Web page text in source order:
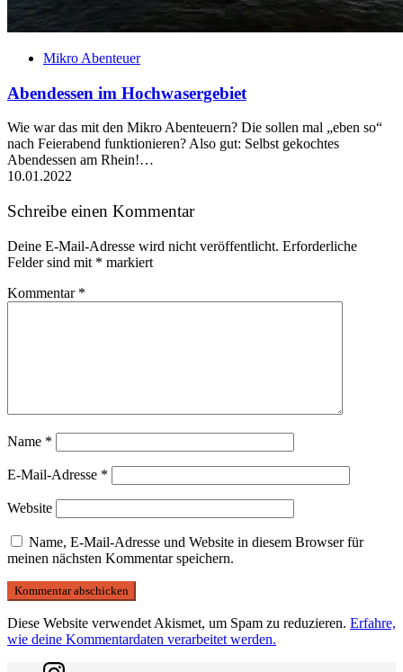
Mikro Abenteuer
Abendessen im Hochwasergebiet
Wie war das mit den Mikro Abenteuern? Die sollen mal „eben so“
nach Feierabend funktionieren? Also gut: Selbst gekochtes
Abendessen am Rhein!…
10.01.2022
Schreibe einen Kommentar
Deine E-Mail-Adresse wird nicht veröffentlicht. Erforderliche
Felder sind mit * markiert
Kommentar *
Name *
E-Mail-Adresse *
Website
Name, E-Mail-Adresse und Website in diesem Browser für
meinen nächsten Kommentar speichern.
Diese Website verwendet Akismet, um Spam zu reduzieren. Erfahre,
wie deine Kommentardaten verarbeitet werden.